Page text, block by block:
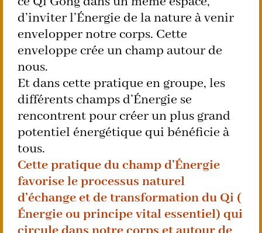
d’inviter l’Énergie de la nature à venir
envelopper notre corps. Cette
enveloppe crée un champ autour de
nous.
Et dans cette pratique en groupe, les
différents champs d’Énergie se
rencontrent pour créer un plus grand
potentiel énergétique qui bénéficie à
tous.
Cette pratique du champ d’Énergie
favorise le processus naturel
d’échange et de transformation du Qi (
Énergie ou principe vital essentiel) qui